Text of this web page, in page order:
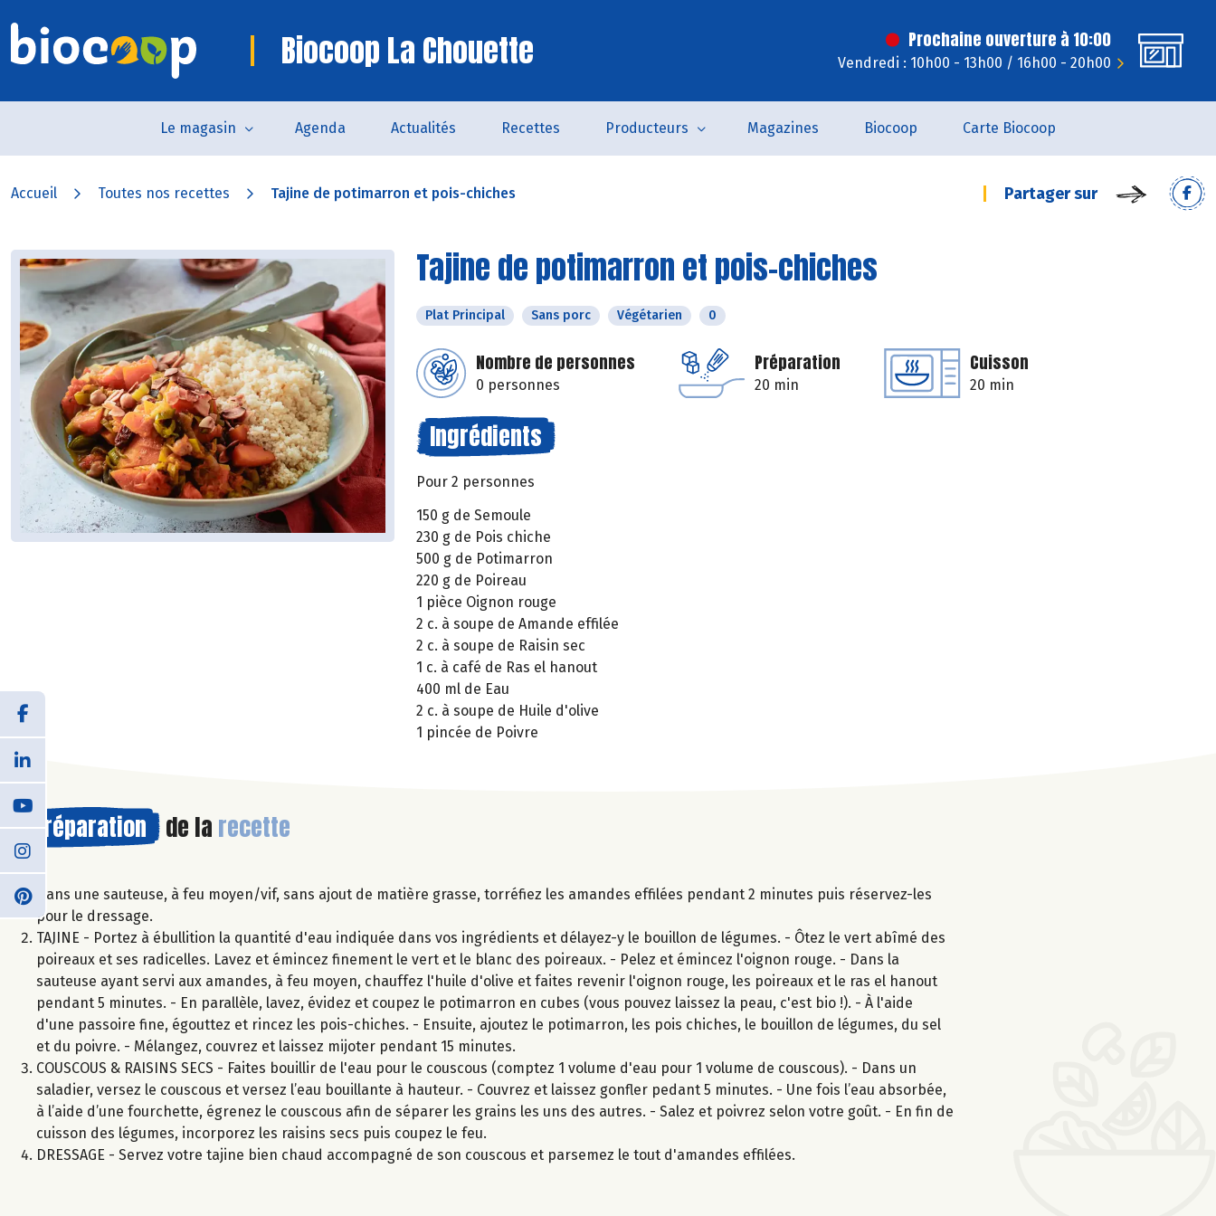
Biocoop La Chouette Prochaine ouverture à 10:00
Vendredi : 10h00 - 13h00 / 16h00 - 20h00
Le magasin Agenda Actualités Recettes Producteurs Magazines Biocoop Carte Biocoop
Accueil Toutes nos recettes Tajine de potimarron et pois-chiches Partager sur
Tajine de potimarron et pois-chiches
Plat Principal Sans porc Végétarien 0
Nombre de personnes
0 personnes
Préparation
20 min
Cuisson
20 min
Ingrédients
Pour 2 personnes
150 g de Semoule
230 g de Pois chiche
500 g de Potimarron
220 g de Poireau
1 pièce Oignon rouge
2 c. à soupe de Amande effilée
2 c. à soupe de Raisin sec
1 c. à café de Ras el hanout
400 ml de Eau
2 c. à soupe de Huile d'olive
1 pincée de Poivre
Préparation de la recette
Dans une sauteuse, à feu moyen/vif, sans ajout de matière grasse, torréfiez les amandes effilées pendant 2 minutes puis réservez-les
pour le dressage.
TAJINE - Portez à ébullition la quantité d'eau indiquée dans vos ingrédients et délayez-y le bouillon de légumes. - Ôtez le vert abîmé des
poireaux et ses radicelles. Lavez et émincez finement le vert et le blanc des poireaux. - Pelez et émincez l'oignon rouge. - Dans la
sauteuse ayant servi aux amandes, à feu moyen, chauffez l'huile d'olive et faites revenir l'oignon rouge, les poireaux et le ras el hanout
pendant 5 minutes. - En parallèle, lavez, évidez et coupez le potimarron en cubes (vous pouvez laissez la peau, c'est bio !). - À l'aide
d'une passoire fine, égouttez et rincez les pois-chiches. - Ensuite, ajoutez le potimarron, les pois chiches, le bouillon de légumes, du sel
et du poivre. - Mélangez, couvrez et laissez mijoter pendant 15 minutes.
COUSCOUS & RAISINS SECS - Faites bouillir de l'eau pour le couscous (comptez 1 volume d'eau pour 1 volume de couscous). - Dans un
saladier, versez le couscous et versez l’eau bouillante à hauteur. - Couvrez et laissez gonfler pedant 5 minutes. - Une fois l’eau absorbée,
à l’aide d’une fourchette, égrenez le couscous afin de séparer les grains les uns des autres. - Salez et poivrez selon votre goût. - En fin de
cuisson des légumes, incorporez les raisins secs puis coupez le feu.
DRESSAGE - Servez votre tajine bien chaud accompagné de son couscous et parsemez le tout d'amandes effilées.